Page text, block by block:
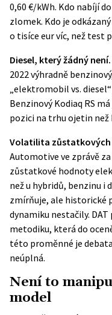
0,60 €/kWh. Kdo nabíjí
zlomek. Kdo je
o tisíce eur víc, než test
Diesel, který žádný není.
2022 výhradně
„elektromobil vs.
Benzinový Kodiaq RS
pozici na trhu ojetin
Volatilita
Automotive ve zprávě
zůstatkové hodnoty
než u hybridů, benzinu i
zmírňuje, ale historické
dynamiku nestačily.
metodiku, která do
této proměnné je
neúplná.
Není to
model